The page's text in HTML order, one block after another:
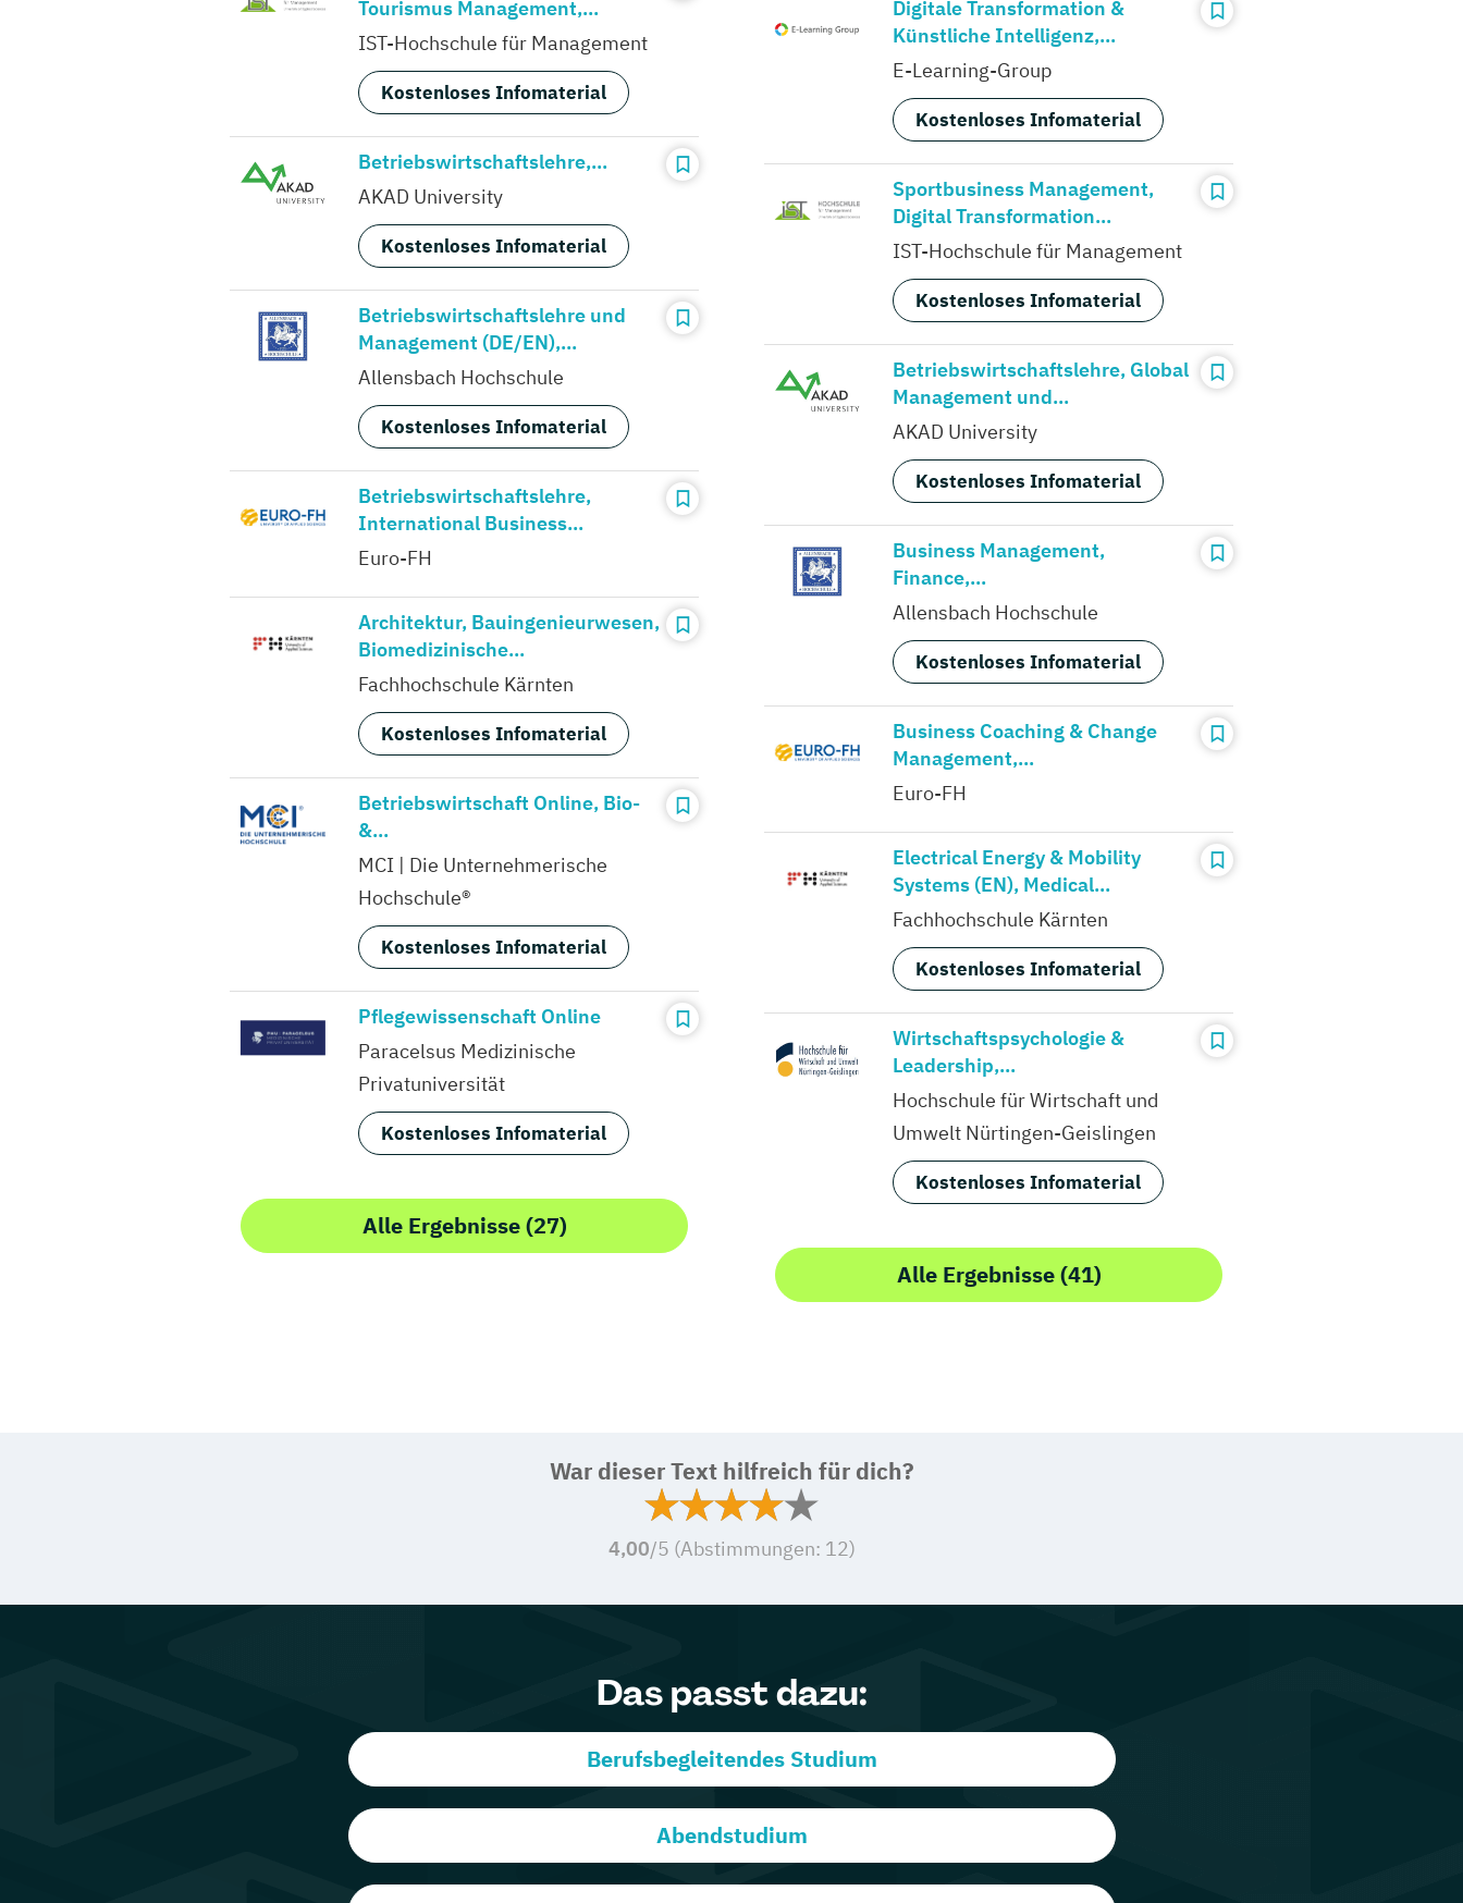
Tourismus Management,...
IST-Hochschule für Management
Kostenloses Infomaterial
Betriebswirtschaftslehre,...
AKAD University
Kostenloses Infomaterial
Betriebswirtschaftslehre und
Management (DE/EN),...
Allensbach Hochschule
Kostenloses Infomaterial
Betriebswirtschaftslehre,
International Business...
Euro-FH
Architektur, Bauingenieurwesen,
Biomedizinische...
Fachhochschule Kärnten
Kostenloses Infomaterial
Betriebswirtschaft Online, Bio-
&...
MCI | Die Unternehmerische
Hochschule®
Kostenloses Infomaterial
Pflegewissenschaft Online
Paracelsus Medizinische
Privatuniversität
Kostenloses Infomaterial
Alle Ergebnisse (27)
Digitale Transformation &
Künstliche Intelligenz,...
E-Learning-Group
Kostenloses Infomaterial
Sportbusiness Management,
Digital Transformation...
IST-Hochschule für Management
Kostenloses Infomaterial
Betriebswirtschaftslehre, Global
Management und...
AKAD University
Kostenloses Infomaterial
Business Management,
Finance,...
Allensbach Hochschule
Kostenloses Infomaterial
Business Coaching & Change
Management,...
Euro-FH
Electrical Energy & Mobility
Systems (EN), Medical...
Fachhochschule Kärnten
Kostenloses Infomaterial
Wirtschaftspsychologie &
Leadership,...
Hochschule für Wirtschaft und
Umwelt Nürtingen-Geislingen
Kostenloses Infomaterial
Alle Ergebnisse (41)
War dieser Text hilfreich für dich?
4,00/5 (Abstimmungen: 12)
Das passt dazu:
Berufsbegleitendes Studium
Abendstudium